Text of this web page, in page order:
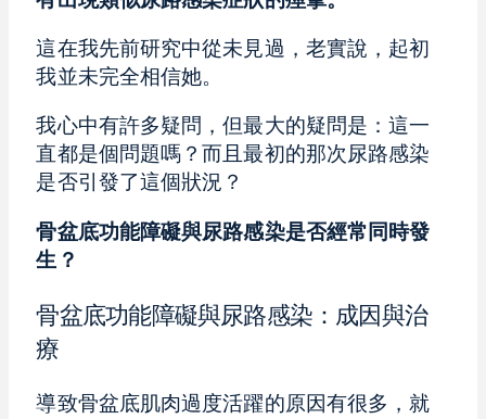
這在我先前研究中從未見過，老實說，起初
我並未完全相信她。
我心中有許多疑問，但最大的疑問是：這一
直都是個問題嗎？而且最初的那次尿路感染
是否引發了這個狀況？
骨盆底功能障礙與尿路感染是否經常同時發
生？
骨盆底功能障礙與尿路感染：成因與治
療
導致骨盆底肌肉過度活躍的原因有很多，就